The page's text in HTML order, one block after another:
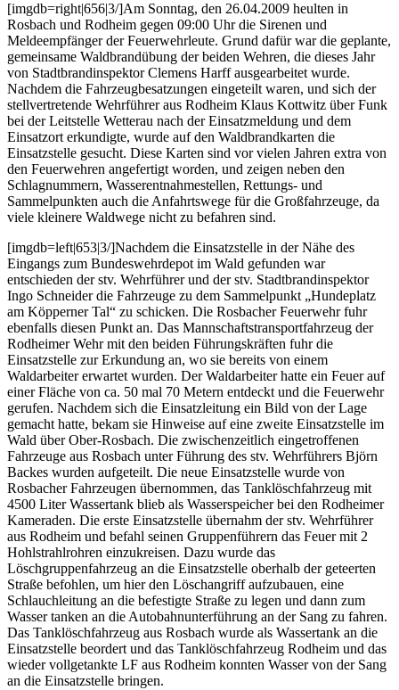
[imgdb=right|656|3/]Am Sonntag, den 26.04.2009 heulten in
Rosbach und Rodheim gegen 09:00 Uhr die Sirenen und
Meldeempfänger der Feuerwehrleute. Grund dafür war die geplante,
gemeinsame Waldbrandübung der beiden Wehren, die dieses Jahr
von Stadtbrandinspektor Clemens Harff ausgearbeitet wurde.
Nachdem die Fahrzeugbesatzungen eingeteilt waren, und sich der
stellvertretende Wehrführer aus Rodheim Klaus Kottwitz über Funk
bei der Leitstelle Wetterau nach der Einsatzmeldung und dem
Einsatzort erkundigte, wurde auf den Waldbrandkarten die
Einsatzstelle gesucht. Diese Karten sind vor vielen Jahren extra von
den Feuerwehren angefertigt worden, und zeigen neben den
Schlagnummern, Wasserentnahmestellen, Rettungs- und
Sammelpunkten auch die Anfahrtswege für die Großfahrzeuge, da
viele kleinere Waldwege nicht zu befahren sind.
[imgdb=left|653|3/]Nachdem die Einsatzstelle in der Nähe des
Eingangs zum Bundeswehrdepot im Wald gefunden war
entschieden der stv. Wehrführer und der stv. Stadtbrandinspektor
Ingo Schneider die Fahrzeuge zu dem Sammelpunkt „Hundeplatz
am Köpperner Tal“ zu schicken. Die Rosbacher Feuerwehr fuhr
ebenfalls diesen Punkt an. Das Mannschaftstransportfahrzeug der
Rodheimer Wehr mit den beiden Führungskräften fuhr die
Einsatzstelle zur Erkundung an, wo sie bereits von einem
Waldarbeiter erwartet wurden. Der Waldarbeiter hatte ein Feuer auf
einer Fläche von ca. 50 mal 70 Metern entdeckt und die Feuerwehr
gerufen. Nachdem sich die Einsatzleitung ein Bild von der Lage
gemacht hatte, bekam sie Hinweise auf eine zweite Einsatzstelle im
Wald über Ober-Rosbach. Die zwischenzeitlich eingetroffenen
Fahrzeuge aus Rosbach unter Führung des stv. Wehrführers Björn
Backes wurden aufgeteilt. Die neue Einsatzstelle wurde von
Rosbacher Fahrzeugen übernommen, das Tanklöschfahrzeug mit
4500 Liter Wassertank blieb als Wasserspeicher bei den Rodheimer
Kameraden. Die erste Einsatzstelle übernahm der stv. Wehrführer
aus Rodheim und befahl seinen Gruppenführern das Feuer mit 2
Hohlstrahlrohren einzukreisen. Dazu wurde das
Löschgruppenfahrzeug an die Einsatzstelle oberhalb der geteerten
Straße befohlen, um hier den Löschangriff aufzubauen, eine
Schlauchleitung an die befestigte Straße zu legen und dann zum
Wasser tanken an die Autobahnunterführung an der Sang zu fahren.
Das Tanklöschfahrzeug aus Rosbach wurde als Wassertank an die
Einsatzstelle beordert und das Tanklöschfahrzeug Rodheim und das
wieder vollgetankte LF aus Rodheim konnten Wasser von der Sang
an die Einsatzstelle bringen.